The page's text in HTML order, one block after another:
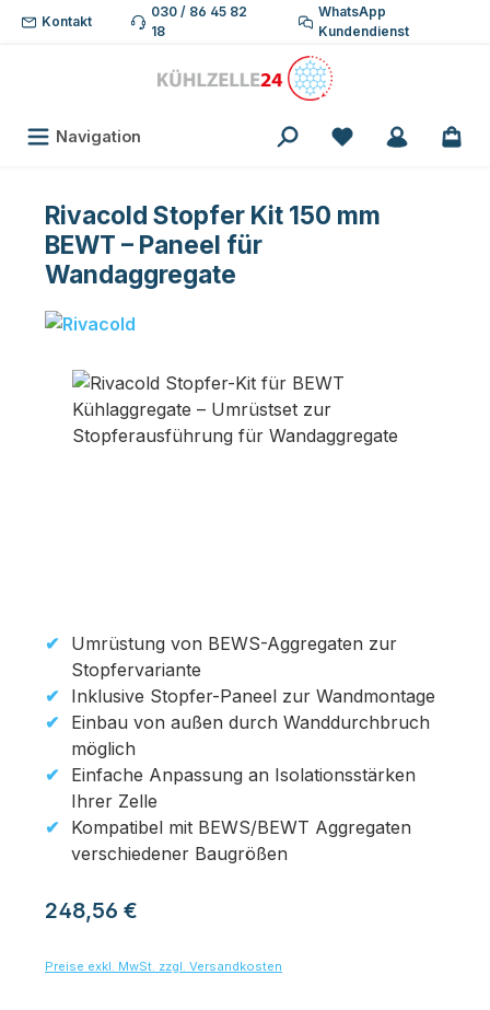
Zum Hauptinhalt springen
Kontakt
030 / 86 45 82
18
WhatsApp
Kundendienst
Navigation Du hast 0
Rivacold Stopfer Kit 150 mm
BEWT – Paneel für
Wandaggregate
Bildergalerie überspringen
Umrüstung von BEWS-Aggregaten zur
Stopfervariante
Inklusive Stopfer-Paneel zur Wandmontage
Einbau von außen durch Wanddurchbruch
möglich
Einfache Anpassung an Isolationsstärken
Ihrer Zelle
Kompatibel mit BEWS/BEWT Aggregaten
verschiedener Baugrößen
Regulärer Preis:
248,56 €
Preise exkl. MwSt. zzgl. Versandkosten